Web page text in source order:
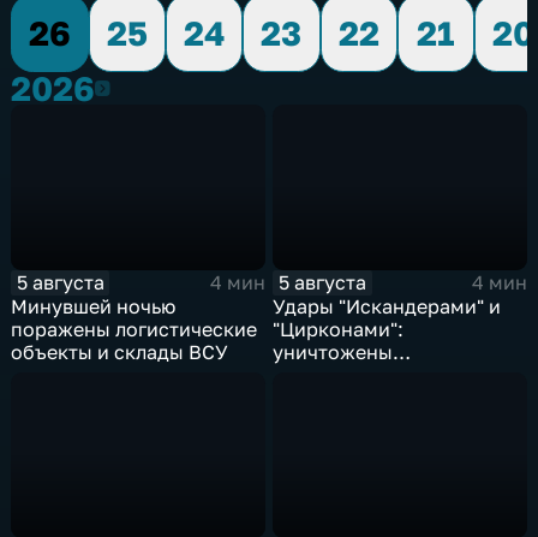
26
25 24 23 22 21
20
20262026
5 августа
4 мин
Минувшей ночью
поражены логистические
объекты и склады ВСУ
5 августа
4 мин
Удары "Искандерами" и
"Цирконами":
уничтожены